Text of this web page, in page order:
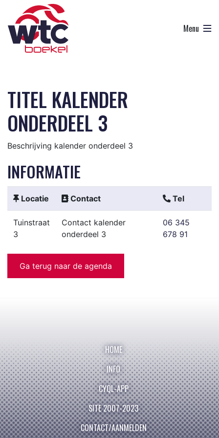
TITEL KALENDER
ONDERDEEL 3
Beschrijving kalender onderdeel 3
INFORMATIE
Locatie Contact Tel
Tuinstraat
3
Contact kalender
onderdeel 3
06 345
678 91
Ga terug naar de agenda
HOME
INFO
CYQL-APP
SITE 2007-2023
CONTACT/AANMELDEN